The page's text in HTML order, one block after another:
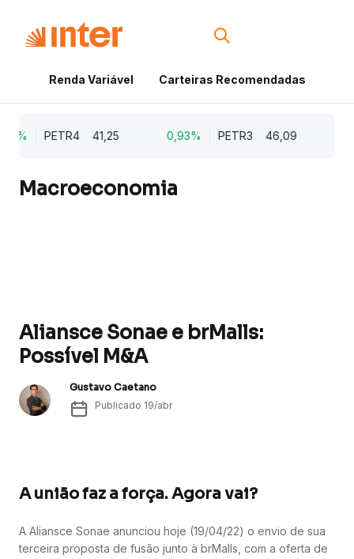
Renda Variável Carteiras Recomendadas
PETR4 41,25 0,93% PETR3 46,09
Macroeconomia
Aliansce Sonae e brMalls:
Possível M&A
Gustavo Caetano
Publicado 19/abr
A união faz a força. Agora vai?
A Aliansce Sonae anunciou hoje (19/04/22) o envio de sua
terceira proposta de fusão junto à brMalls, com a oferta de